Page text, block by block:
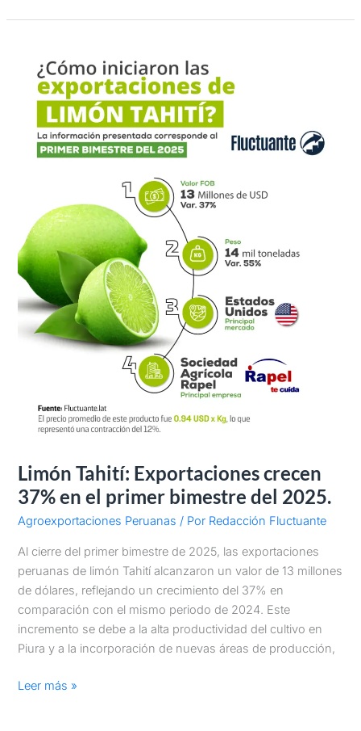
Limón Tahití: Exportaciones crecen
37% en el primer bimestre del 2025.
Agroexportaciones Peruanas / Por Redacción Fluctuante
Al cierre del primer bimestre de 2025, las exportaciones
peruanas de limón Tahití alcanzaron un valor de 13 millones
de dólares, reflejando un crecimiento del 37% en
comparación con el mismo periodo de 2024. Este
incremento se debe a la alta productividad del cultivo en
Piura y a la incorporación de nuevas áreas de producción,
Tahití:
Exportaciones
crecen
37%
2025.
Leer más »